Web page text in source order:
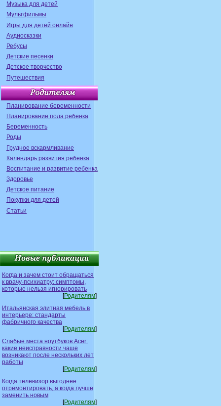
Музыка для детей
Мультфильмы
Игры для детей онлайн
Аудиосказки
Ребусы
Детские песенки
Детское творчество
Путешествия
Планирование беременности
Планирование пола ребенка
Беременность
Роды
Грудное вскармливание
Календарь развития ребенка
Воспитание и развитие ребенка
Здоровье
Детское питание
Покупки для детей
Статьи
Когда и зачем стоит обращаться
к врачу-психиатру: симптомы,
которые нельзя игнорировать
[Родителям]
Итальянская элитная мебель в
интерьере: стандарты
фабричного качества
[Родителям]
Слабые места ноутбуков Acer:
какие неисправности чаще
возникают после нескольких лет
работы
[Родителям]
Когда телевизор выгоднее
отремонтировать, а когда лучше
заменить новым
[Родителям]